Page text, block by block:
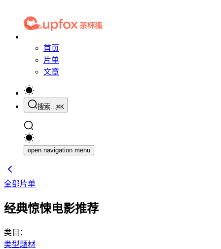
首页
片单
文章
搜索...⌘K
open navigation menu
全部片单
经典惊悚电影推荐
类目：
类型题材